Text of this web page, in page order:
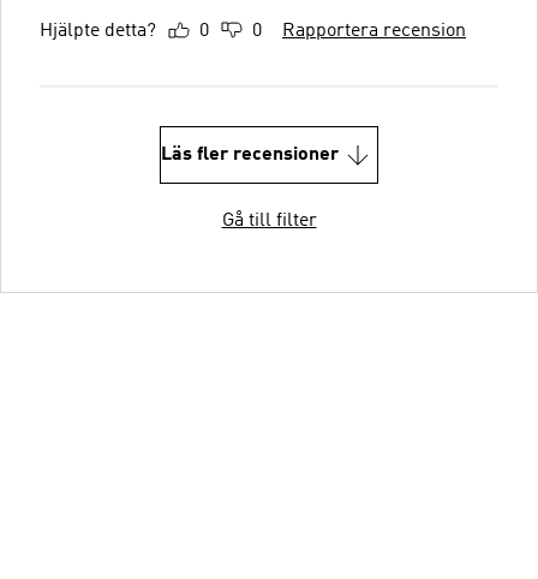
Hjälpte detta? 0 0 Rapportera recension
Läs fler recensioner
Gå till filter